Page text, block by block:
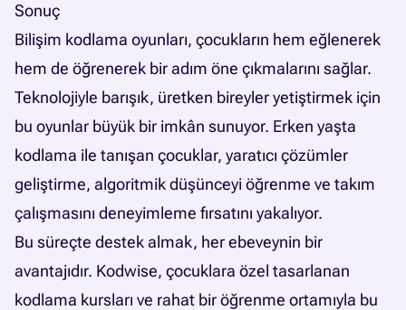
Sonuç
Bilişim kodlama oyunları, çocukların hem eğlenerek
hem de öğrenerek bir adım öne çıkmalarını sağlar.
Teknolojiyle barışık, üretken bireyler yetiştirmek için
bu oyunlar büyük bir imkân sunuyor. Erken yaşta
kodlama ile tanışan çocuklar, yaratıcı çözümler
geliştirme, algoritmik düşünceyi öğrenme ve takım
çalışmasını deneyimleme fırsatını yakalıyor.
Bu süreçte destek almak, her ebeveynin bir
avantajıdır. Kodwise, çocuklara özel tasarlanan
kodlama kursları ve rahat bir öğrenme ortamıyla bu